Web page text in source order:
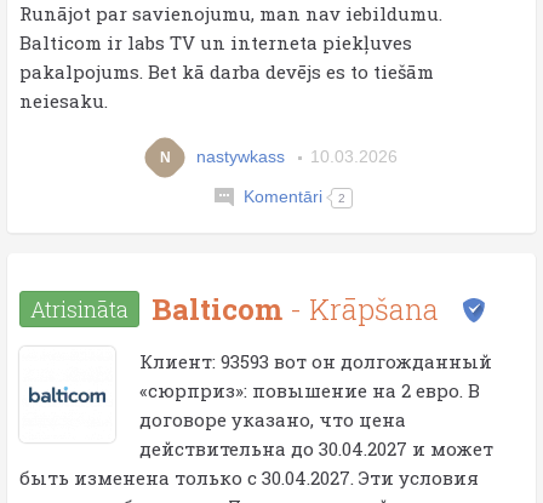
Runājot par savienojumu, man nav iebildumu.
Balticom ir labs TV un interneta piekļuves
pakalpojums. Bet kā darba devējs es to tiešām
neiesaku.
N nastywkass 10.03.2026
Komentāri 2
Atrisināta Balticom - Krāpšana
Клиент: 93593 вот он долгожданный
«сюрприз»: повышение на 2 евро. В
договоре указано, что цена
действительна до 30.04.2027 и может
быть изменена только с 30.04.2027. Эти условия